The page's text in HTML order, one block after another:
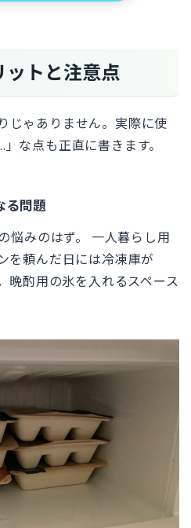
トと注意点
じゃありません。実際に使
な点も正直に書きます。
る問題
悩みのはず。 一人暮らし用
を頼んだ日には冷凍庫が
晩酌用の氷を入れるスペース